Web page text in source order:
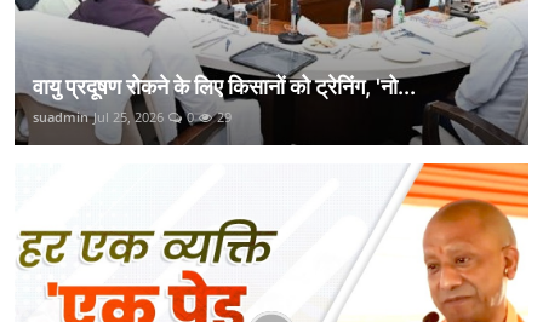
वायु प्रदूषण रोकने के लिए किसानों को ट्रेनिंग, 'नो...
suadmin Jul 25, 2026 0 29